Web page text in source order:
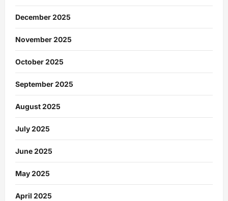
December 2025
November 2025
October 2025
September 2025
August 2025
July 2025
June 2025
May 2025
April 2025